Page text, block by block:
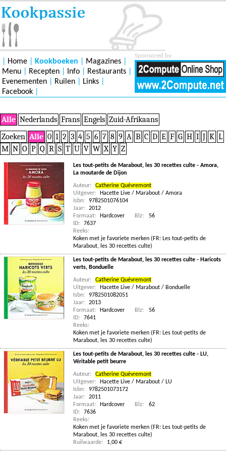
Sponsored by
Home Kookboeken Magazines
Menu
Recepten Info Restaurants
Evenementen
Ruilen Links
Facebook
Alle Nederlands Frans Engels Zuid-Afrikaans
Zoeken Alle 0 1 2 3 4 5 6 7 8 9 A B C D E F G H I J K L
M N O P Q R S T U V W X Y Z
Les tout-petits de Marabout, les 30 recettes culte - Amora,
La moutarde de Dijon
Auteur:
Catherine Quévremont
Uitgever:
Hacette Live / Marabout / Amora
Isbn:
9782501076104
Jaar:
2012
Formaat:
Hardcover Blz:
56
ID:
7637
Reeks:
Koken met je favoriete merken (FR: Les tout-petits de
Marabout, les 30 recettes culte)
Les tout-petits de Marabout, les 30 recettes culte - Haricots
verts, Bonduelle
Auteur:
Catherine Quévremont
Uitgever:
Hacette Live / Marabout / Bonduelle
Isbn:
9782501082051
Jaar:
2013
Formaat:
Hardcover Blz:
56
ID:
7641
Reeks:
Koken met je favoriete merken (FR: Les tout-petits de
Marabout, les 30 recettes culte)
Les tout-petits de Marabout, les 30 recettes culte - LU,
Véritable petit beurre
Auteur:
Catherine Quévremont
Uitgever:
Hacette Live / Marabout / LU
Isbn:
9782501073172
Jaar:
2011
Formaat:
Hardcover Blz:
62
ID:
7636
Reeks:
Koken met je favoriete merken (FR: Les tout-petits de
Marabout, les 30 recettes culte)
Ruilwaarde:
1,00 €